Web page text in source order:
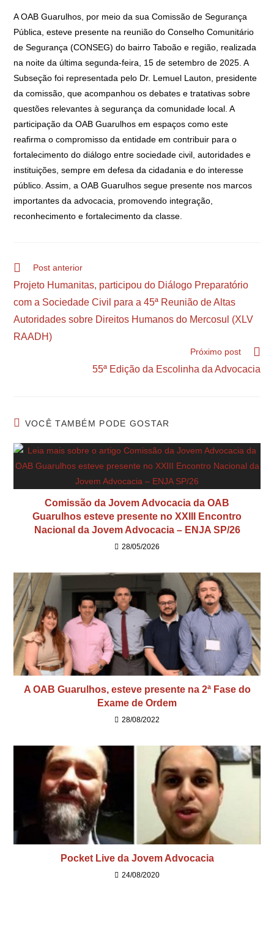
A OAB Guarulhos, por meio da sua Comissão de Segurança
Pública, esteve presente na reunião do Conselho Comunitário
de Segurança (CONSEG) do bairro Taboão e região, realizada
na noite da última segunda-feira, 15 de setembro de 2025. A
Subseção foi representada pelo Dr. Lemuel Lauton, presidente
da comissão, que acompanhou os debates e tratativas sobre
questões relevantes à segurança da comunidade local. A
participação da OAB Guarulhos em espaços como este
reafirma o compromisso da entidade em contribuir para o
fortalecimento do diálogo entre sociedade civil, autoridades e
instituições, sempre em defesa da cidadania e do interesse
público. Assim, a OAB Guarulhos segue presente nos marcos
importantes da advocacia, promovendo integração,
reconhecimento e fortalecimento da classe.
Post anterior
Projeto Humanitas, participou do Diálogo Preparatório
com a Sociedade Civil para a 45ª Reunião de Altas
Autoridades sobre Direitos Humanos do Mercosul (XLV
RAADH)
Próximo post
55ª Edição da Escolinha da Advocacia
VOCÊ TAMBÉM PODE GOSTAR
Comissão da Jovem Advocacia da OAB
Guarulhos esteve presente no XXIII Encontro
Nacional da Jovem Advocacia – ENJA SP/26
28/05/2026
A OAB Guarulhos, esteve presente na 2ª Fase do
Exame de Ordem
28/08/2022
Pocket Live da Jovem Advocacia
24/08/2020